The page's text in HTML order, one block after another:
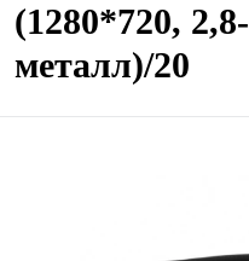
(1280*720,
металл)/20